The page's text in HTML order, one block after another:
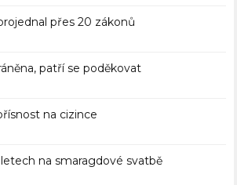
přes 20 zákonů
patří se poděkovat
na cizince
letech na smaragdové svatbě